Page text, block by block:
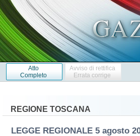
Atto
Completo
Avviso di rettifica
Errata corrige
REGIONE TOSCANA
LEGGE REGIONALE 5 agosto